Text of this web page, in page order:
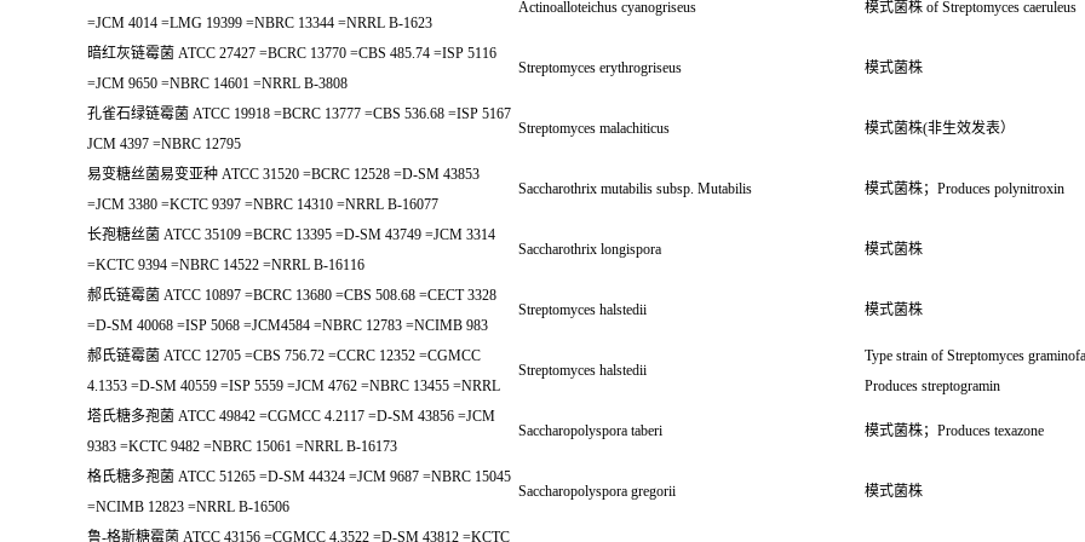
=JCM 4014 =LMG 19399 =NBRC 13344 =NRRL B-1623
Actinoalloteichus cyanogriseus 模式菌株 of Streptomyces caeruleus
暗红灰链霉菌 ATCC 27427 =BCRC 13770 =CBS 485.74 =ISP 5116
=JCM 9650 =NBRC 14601 =NRRL B-3808
Streptomyces erythrogriseus 模式菌株
孔雀石绿链霉菌 ATCC 19918 =BCRC 13777 =CBS 536.68 =ISP 5167
JCM 4397 =NBRC 12795
Streptomyces malachiticus 模式菌株(非生效发表）
易变糖丝菌易变亚种 ATCC 31520 =BCRC 12528 =D-SM 43853
=JCM 3380 =KCTC 9397 =NBRC 14310 =NRRL B-16077
Saccharothrix mutabilis subsp. Mutabilis 模式菌株；Produces polynitroxin
长孢糖丝菌 ATCC 35109 =BCRC 13395 =D-SM 43749 =JCM 3314
=KCTC 9394 =NBRC 14522 =NRRL B-16116
Saccharothrix longispora 模式菌株
郝氏链霉菌 ATCC 10897 =BCRC 13680 =CBS 508.68 =CECT 3328
=D-SM 40068 =ISP 5068 =JCM4584 =NBRC 12783 =NCIMB 983
Streptomyces halstedii 模式菌株
郝氏链霉菌 ATCC 12705 =CBS 756.72 =CCRC 12352 =CGMCC
4.1353 =D-SM 40559 =ISP 5559 =JCM 4762 =NBRC 13455 =NRRL
Streptomyces halstedii
Type strain of Streptomyces
Produces streptogramin
塔氏糖多孢菌 ATCC 49842 =CGMCC 4.2117 =D-SM 43856 =JCM
9383 =KCTC 9482 =NBRC 15061 =NRRL B-16173
Saccharopolyspora taberi 模式菌株；Produces texazone
格氏糖多孢菌 ATCC 51265 =D-SM 44324 =JCM 9687 =NBRC 15045
=NCIMB 12823 =NRRL B-16506
Saccharopolyspora gregorii 模式菌株
鲁-格斯糖霉菌 ATCC 43156 =CGMCC 4.3522 =D-SM 43812 =KCTC